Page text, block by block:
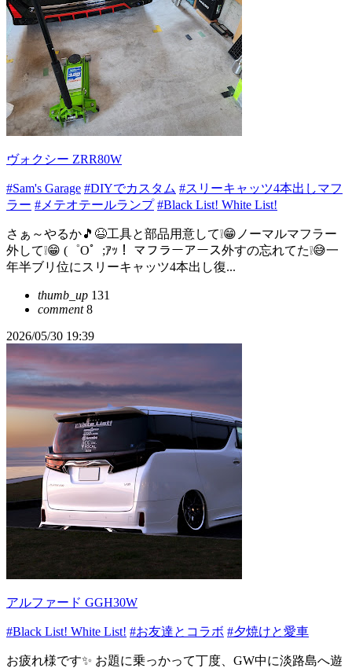
ヴォクシー ZRR80W
#Sam's Garage #DIYでカスタム #スリーキャッツ4本出しマフ
ラー #メテオテールランプ #Black List! White List!
さぁ～やるか🎵😆工具と部品用意して❕😁ノーマルマフラー
外して❕😁 (゜O゜;ｱｯ！ マフラーアース外すの忘れてた❕😅一
年半ブリ位にスリーキャッツ4本出し復...
thumb_up 131
comment8
2026/05/30 19:39
アルファード GGH30W
#Black List! White List! #お友達とコラボ #夕焼けと愛車
お疲れ様です✨ お題に乗っかって丁度、GW中に淡路島へ遊